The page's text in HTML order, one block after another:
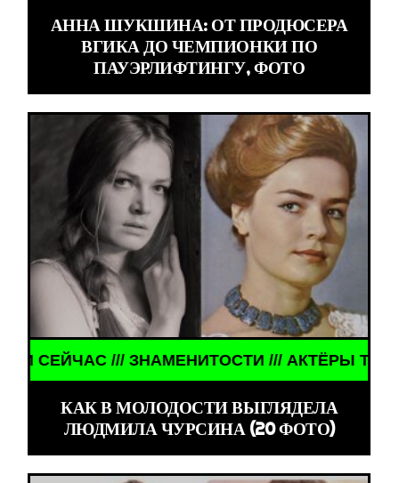
АННА ШУКШИНА: ОТ ПРОДЮСЕРА
ВГИКА ДО ЧЕМПИОНКИ ПО
ПАУЭРЛИФТИНГУ, ФОТО
ТОГДА И СЕЙЧАС /// ЗНАМЕНИТОСТИ
КАК В МОЛОДОСТИ ВЫГЛЯДЕЛА
ЛЮДМИЛА ЧУРСИНА (20 ФОТО)